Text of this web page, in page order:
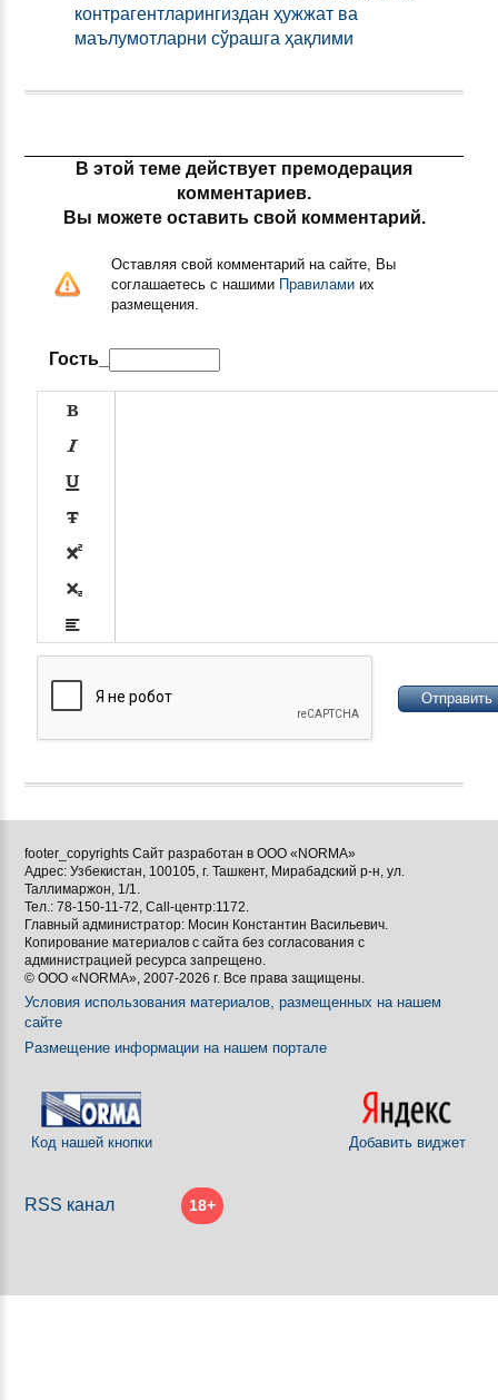
контрагентларингиздан ҳужжат ва
маълумотларни сўрашга ҳақлими
В этой теме действует премодерация
комментариев.
Вы можете оставить свой комментарий.
Оставляя свой комментарий на сайте, Вы
соглашаетесь с нашими Правилами их
размещения.
Гость_










[BBCODE]
footer_copyrights Сайт разработан в ООО «NORMA»
Адрес: Узбекистан, 100105, г. Ташкент, Мирабадский р-н, ул.
Таллимаржон, 1/1.
Тел.: 78-150-11-72, Call-центр:1172.
Главный администратор: Мосин Константин Васильевич.
Копирование материалов с сайта без согласования с
администрацией ресурса запрещено.
© ООО «NORMA», 2007-2026 г. Все права защищены.
Условия использования материалов, размещенных на нашем
сайте
Размещение информации на нашем портале
Код нашей кнопки Добавить виджет
RSS канал 18+